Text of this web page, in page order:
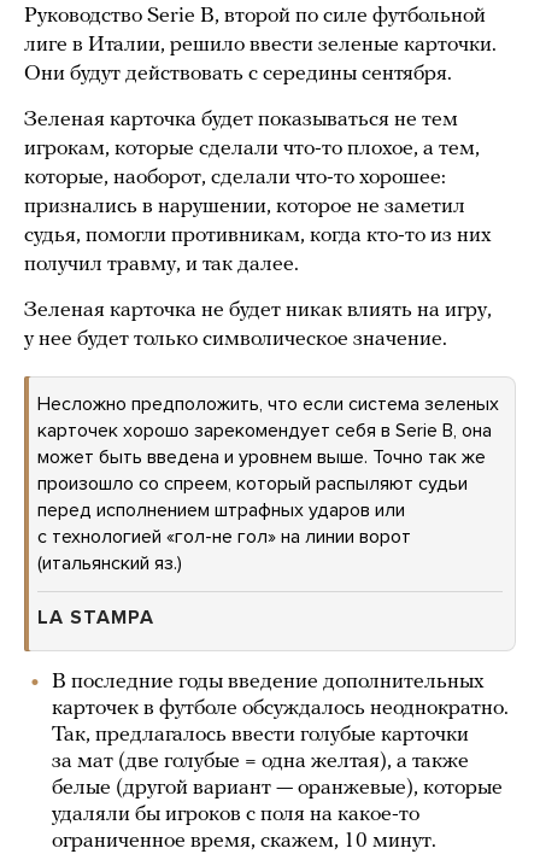
Руководство Serie B, второй по силе футбольной
лиге в Италии, решило ввести зеленые карточки.
Они будут действовать с середины сентября.
Зеленая карточка будет показываться не тем
игрокам, которые сделали что-то плохое, а тем,
которые, наоборот, сделали что-то хорошее:
признались в нарушении, которое не заметил
судья, помогли противникам, когда кто-то из них
получил травму, и так далее.
Зеленая карточка не будет никак влиять на игру,
у нее будет только символическое значение.
Несложно предположить, что если система зеленых
карточек хорошо зарекомендует себя в Serie B, она
может быть введена и уровнем выше. Точно так же
произошло со спреем, который распыляют судьи
перед исполнением штрафных ударов или
с технологией «гол-не гол» на линии ворот
(итальянский яз.)
LA STAMPA
В последние годы введение дополнительных
карточек в футболе обсуждалось неоднократно.
Так, предлагалось ввести голубые карточки
за мат (две голубые = одна желтая), а также
белые (другой вариант — оранжевые), которые
удаляли бы игроков с поля на какое-то
ограниченное время, скажем, 10 минут.